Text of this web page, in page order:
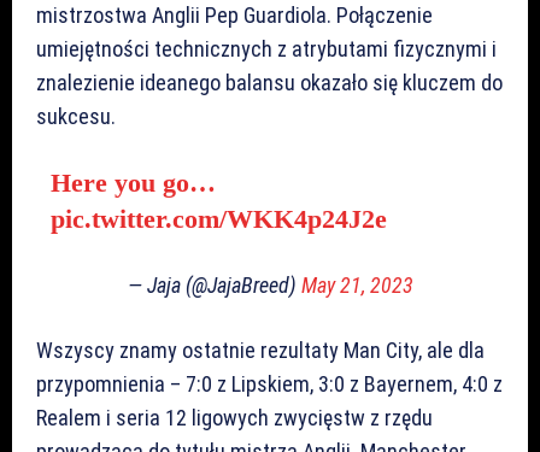
mistrzostwa Anglii Pep Guardiola. Połączenie
umiejętności technicznych z atrybutami fizycznymi i
znalezienie ideanego balansu okazało się kluczem do
sukcesu.
Here you go…
pic.twitter.com/WKK4p24J2e
— Jaja (@JajaBreed) May 21, 2023
Wszyscy znamy ostatnie rezultaty Man City, ale dla
przypomnienia – 7:0 z Lipskiem, 3:0 z Bayernem, 4:0 z
Realem i seria 12 ligowych zwycięstw z rzędu